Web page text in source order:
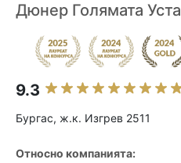
Дюнер Голямата Уста
9.3
Бургас, ж.к. Изгрев 2511
Относно компанията: